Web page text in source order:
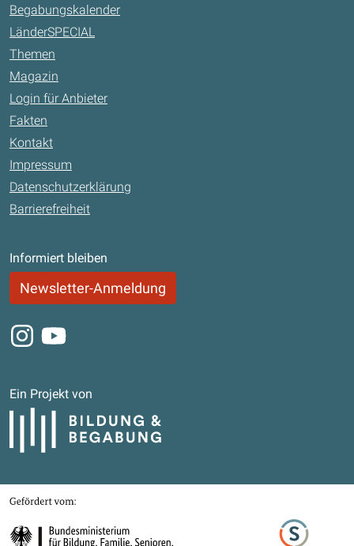
Begabungskalender
LänderSPECIAL
Themen
Magazin
Login für Anbieter
Fakten
Kontakt
Impressum
Datenschutzerklärung
Barrierefreiheit
Informiert bleiben
Newsletter-Anmeldung
Instagram
Youtube
Ein Projekt von
Bildung und Begabung
Gefördert von
Bundesministerium für Bildung, Familie, Senioren, Frauen und Jugend
Stifterverband